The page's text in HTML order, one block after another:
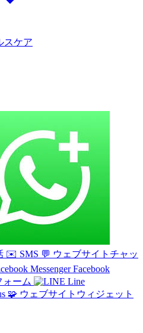
スケア
✉️ SMS 💬 ウェブサイトチャッ
Facebook
ォーム
Line
🧩 ウェブサイトウィジェット